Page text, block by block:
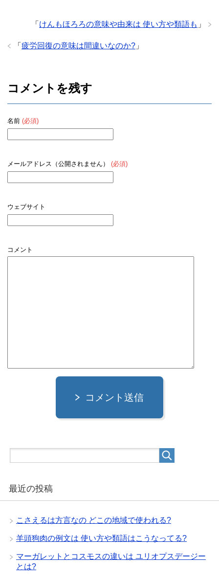
「 けんもほろろの意味や由来は 使い方や類語も 」
「 疲労回復の意味は間違いなのか? 」
コメントを残す
名前 (必須)
メールアドレス（公開されません） (必須)
ウェブサイト
コメント
コメント送信
最近の投稿
こさえるは方言なの どこの地域で使われる?
羊頭狗肉の例文は 使い方や類語はこうなってる?
マーガレットとコスモスの違いは ユリオプスデージー
とは?